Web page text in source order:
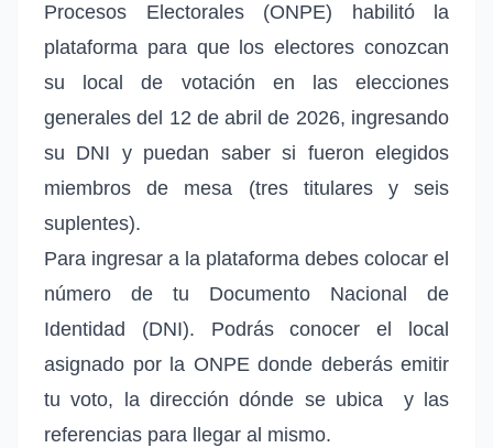
Procesos Electorales (ONPE) habilitó la
plataforma para que los electores conozcan
su local de votación en las elecciones
generales del 12 de abril de 2026, ingresando
su DNI y puedan saber si fueron elegidos
miembros de mesa (tres titulares y seis
suplentes).
Para ingresar a la plataforma debes colocar el
número de tu Documento Nacional de
Identidad (DNI). Podrás conocer el local
asignado por la ONPE donde deberás emitir
tu voto, la dirección dónde se ubica
y las
referencias para llegar al mismo.